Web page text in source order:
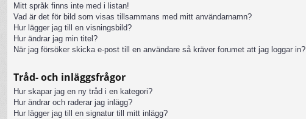
Mitt språk finns inte med i listan!
Vad är det för bild som visas tillsammans med mitt användarnamn?
Hur lägger jag till en visningsbild?
Hur ändrar jag min titel?
När jag försöker skicka e-post till en användare så kräver forumet att jag loggar in?
Tråd- och inläggsfrågor
Hur skapar jag en ny tråd i en kategori?
Hur ändrar och raderar jag inlägg?
Hur lägger jag till en signatur till mitt inlägg?